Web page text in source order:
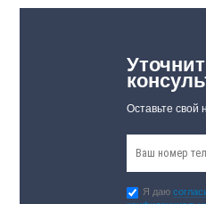
Оставьте свой
Я даю